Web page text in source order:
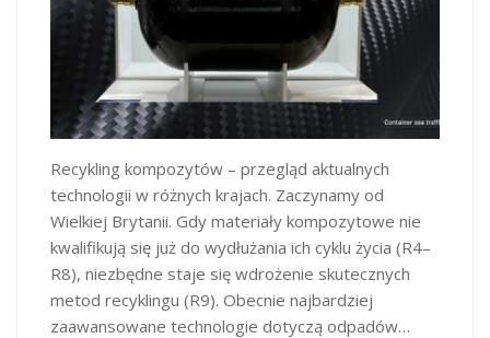
Recykling kompozytów – przegląd aktualnych
technologii w różnych krajach. Zaczynamy od
Wielkiej Brytanii. Gdy materiały kompozytowe nie
kwalifikują się już do wydłużania ich cyklu życia (R4–
R8), niezbędne staje się wdrożenie skutecznych
metod recyklingu (R9). Obecnie najbardziej
zaawansowane technologie dotyczą odpadów…